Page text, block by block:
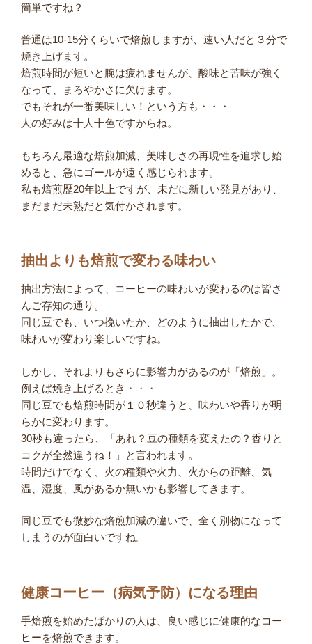
簡単ですね？
普通は10-15分くらいで焙煎しますが、速い人だと３分で
焼き上げます。
焙煎時間が短いと腕は疲れませんが、酸味と苦味が強く
なって、まろやかさに欠けます。
でもそれが一番美味しい！という方も・・・
人の好みは十人十色ですからね。
もちろん最適な焙煎加減、美味しさの再現性を追求し始
めると、急にゴールが遠く感じられます。
私も焙煎歴20年以上ですが、未だに新しい発見があり、
まだまだ未熟だと気付かされます。
抽出よりも焙煎で変わる味わい
抽出方法によって、コーヒーの味わいが変わるのは皆さ
んご存知の通り。
同じ豆でも、いつ挽いたか、どのように抽出したかで、
味わいが変わり楽しいですね。
しかし、それよりもさらに影響力があるのが「焙煎」。
例えば焼き上げるとき・・・
同じ豆でも焙煎時間が１０秒違うと、味わいや香りが明
らかに変わります。
30秒も違ったら、「あれ？豆の種類を変えたの？香りと
コクが全然違うね！」と言われます。
時間だけでなく、火の種類や火力、火からの距離、気
温、湿度、風があるか無いかも影響してきます。
同じ豆でも微妙な焙煎加減の違いで、全く別物になって
しまうのが面白いですね。
健康コーヒー（病気予防）になる理由
手焙煎を始めたばかりの人は、良い感じに健康的なコー
ヒーを焙煎できます。